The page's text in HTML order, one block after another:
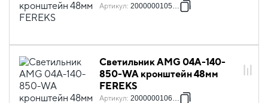
Артикул: 2000000105284
Светильник AMG 04A-140-
850-WA кронштейн 48мм
FEREKS
Артикул: 2000000106519